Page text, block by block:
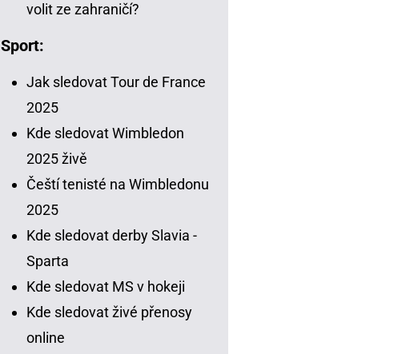
volit ze zahraničí?
Sport:
Jak sledovat Tour de France
2025
Kde sledovat Wimbledon
2025 živě
Čeští tenisté na Wimbledonu
2025
Kde sledovat derby Slavia -
Sparta
Kde sledovat MS v hokeji
Kde sledovat živé přenosy
online